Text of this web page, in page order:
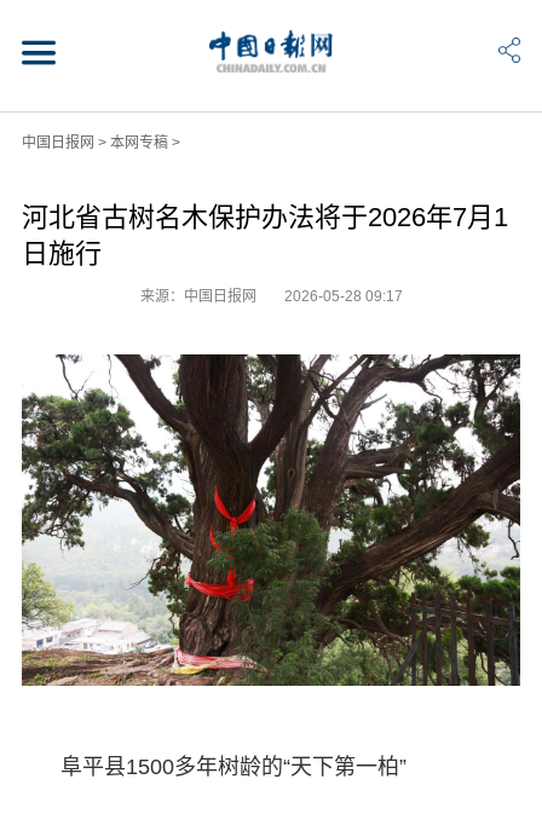
中国日报网 > 本网专稿>
河北省古树名木保护办法将于2026年7月1
日施行
来源：中国日报网 2026-05-28 09:17
阜平县1500多年树龄的“天下第一柏”